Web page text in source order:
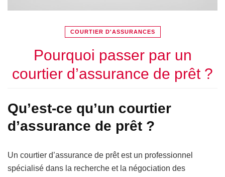
COURTIER D'ASSURANCES
Pourquoi passer par un
courtier d’assurance de prêt ?
Qu’est-ce qu’un courtier
d’assurance de prêt ?
Un courtier d’assurance de prêt est un professionnel
spécialisé dans la recherche et la négociation des